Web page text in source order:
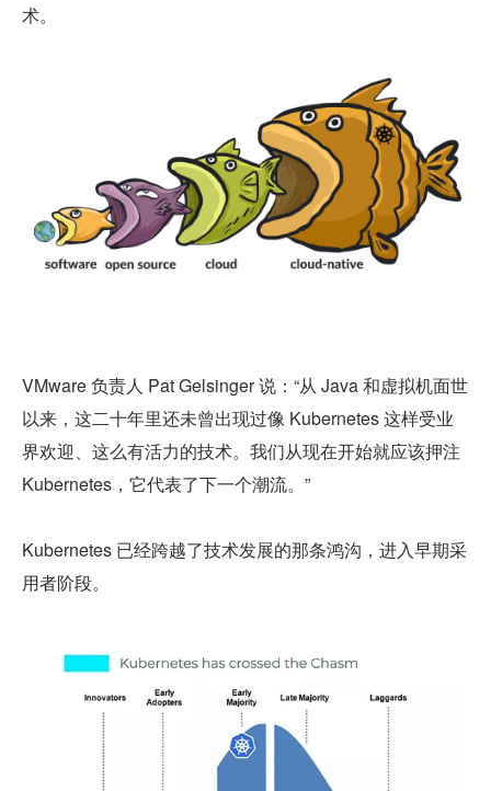
术。
VMware 负责人 Pat Gelsinger 说：“从 Java 和虚拟机面世
以来，这二十年里还未曾出现过像 Kubernetes 这样受业
界欢迎、这么有活力的技术。我们从现在开始就应该押注
Kubernetes，它代表了下一个潮流。”
Kubernetes 已经跨越了技术发展的那条鸿沟，进入早期采
用者阶段。